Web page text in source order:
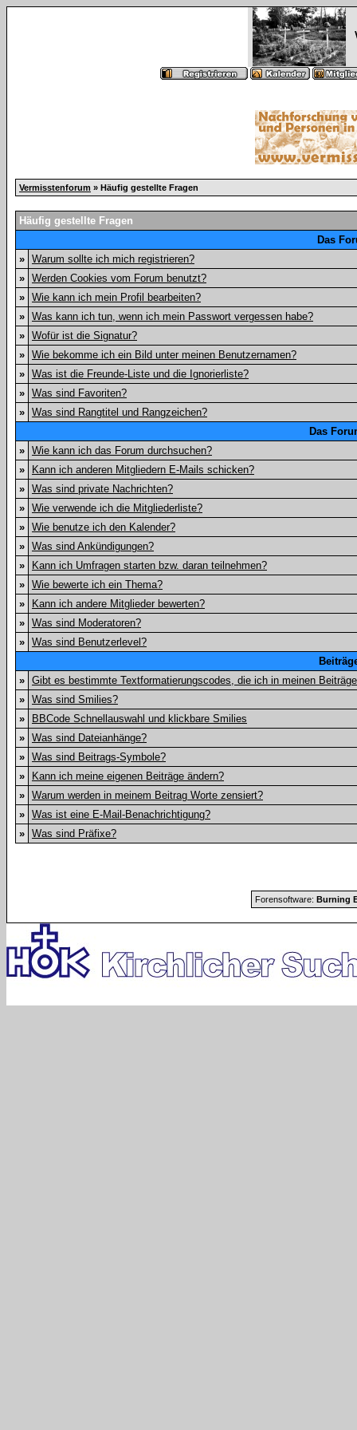
Vermisstenforum » Häufig gestellte Fragen
Häufig gestellte Fragen
Das
» Warum sollte ich mich registrieren?
» Werden Cookies vom Forum benutzt?
» Wie kann ich mein Profil bearbeiten?
» Was kann ich tun, wenn ich mein Passwort vergessen habe?
» Wofür ist die Signatur?
» Wie bekomme ich ein Bild unter meinen Benutzernamen?
» Was ist die Freunde-Liste und die Ignorierliste?
» Was sind Favoriten?
» Was sind Rangtitel und Rangzeichen?
Das
» Wie kann ich das Forum durchsuchen?
»
Kann ich anderen Mitgliedern E-Mails schicken?
» Was sind private Nachrichten?
» Wie verwende ich die Mitgliederliste?
» Wie benutze ich den Kalender?
» Was sind Ankündigungen?
»
Kann ich Umfragen starten bzw. daran teilnehmen?
» Wie bewerte ich ein Thema?
»
Kann ich andere Mitglieder bewerten?
» Was sind Moderatoren?
» Was sind Benutzerlevel?
» Gibt es bestimmte Textformatierungscodes, die ich in meinen
» Was sind Smilies?
»
BBCode Schnellauswahl und klickbare Smilies
» Was sind Dateianhänge?
» Was sind Beitrags-Symbole?
»
Kann ich meine eigenen Beiträge ändern?
» Warum werden in meinem Beitrag Worte zensiert?
» Was ist eine E-Mail-Benachrichtigung?
» Was sind Präfixe?
Forensoftware: Burning